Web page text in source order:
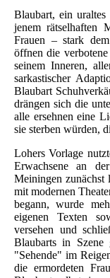
Blaubart, ein
jenem rätselhaften
Frauen – stark
öffnen die
seinem Inneren,
sarkastischer
Blaubart
drängen sich die
alle ersehnen eine
sie sterben würden,
Lohers Vorlage
Erwachsene an
Meiningen zunächst
mit modernen
begann, wurde
eigenen Texten
versehen und
Blaubarts in
"Sehende" im
die ermordeten